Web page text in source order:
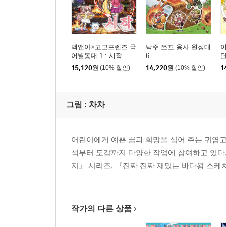
백앤아×고고프렌즈 국
어별동대 1 : 시작
15,120원 (10% 할인)
탁주 쪼꼬 용사 원정대
6
14,220원 (10% 할인)
그림 : 차차
어린이에게 예쁜 꿈과 희망을 심어 주는 귀엽
책부터 도감까지 다양한 작업에 참여하고 있
지』 시리즈, 『진짜 진짜 재밌는 바다왕 스케
작가의 다른 상품